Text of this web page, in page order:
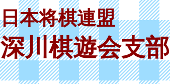
日本将棋連盟
深川棋遊会支部